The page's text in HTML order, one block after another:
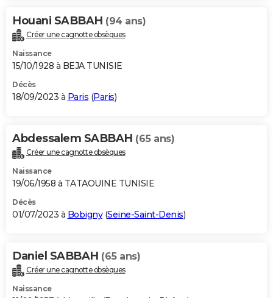
Houani SABBAH (94 ans)
Créer une cagnotte obsèques
Naissance
15/10/1928 à BEJA TUNISIE
Décès
18/09/2023 à Paris (Paris)
Abdessalem SABBAH (65 ans)
Créer une cagnotte obsèques
Naissance
19/06/1958 à TATAOUINE TUNISIE
Décès
01/07/2023 à Bobigny(Seine-Saint-Denis)
Daniel SABBAH (65 ans)
Créer une cagnotte obsèques
Naissance